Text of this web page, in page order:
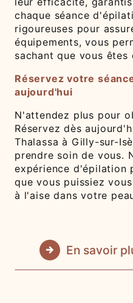
chaque séance
rigoureuses pour
équipements, vous
sachant que vous êtes
Réservez votre
aujourd'hui
N'attendez plus pour
Réservez dès
Thalassa à Gilly-sur-
prendre soin de vous.
expérience d'épilation
que vous puissiez
à l'aise dans votre
En savoir